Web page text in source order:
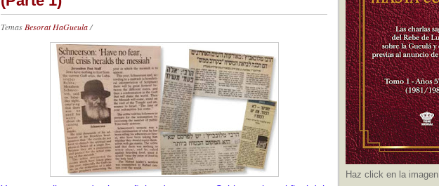
Temas Besorat HaGueula/
Haz click en la imagen